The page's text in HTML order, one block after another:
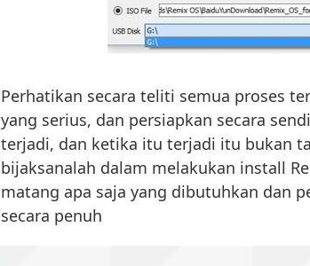
Perhatikan secara teliti semua proses
yang serius, dan persiapkan secara
terjadi, dan ketika itu terjadi itu bukan
bijaksanalah dalam melakukan install
matang apa saja yang dibutuhkan dan
secara penuh